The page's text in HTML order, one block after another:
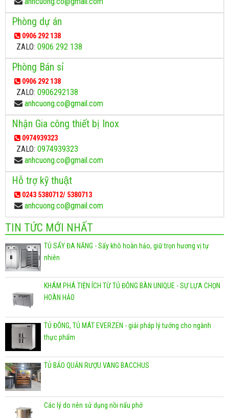
Phòng dự án
0906 292 138
ZALO: 0906 292 138
Phòng Bán sỉ
0906 292 138
ZALO: 0906292138
anhcuong.co@gmail.com
Nhận Gia công thiết bị Inox
0974939323
ZALO: 0974939323
anhcuong.co@gmail.com
Hỗ trợ kỹ thuật
0243 5380712/ 5380713
anhcuong.co@gmail.com
TIN TỨC MỚI NHẤT
TỦ SẤY ĐA NĂNG - Sấy khô hoàn hảo, giữ trọn hương vị tự
nhiên
KHÁM PHÁ TIỆN ÍCH TỪ TỦ ĐÔNG BÀN UNIQUE - SỰ LỰA CHỌN
HOÀN HẢO
TỦ ĐÔNG, TỦ MÁT EVERZEN - giải pháp lý tưởng cho ngành
thực phẩm
TỦ BẢO QUẢN RƯỢU VANG BACCHUS
Các lý do nên sử dụng nồi nấu phở